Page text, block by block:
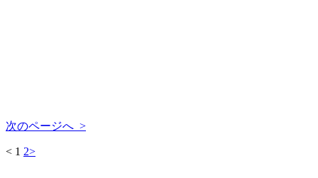
次のページへ >
< 1 2>